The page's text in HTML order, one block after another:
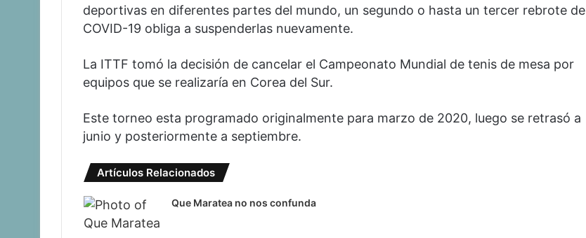
deportivas en diferentes partes del mundo, un segundo o hasta un tercer rebrote de
COVID-19 obliga a suspenderlas nuevamente.
La ITTF tomó la decisión de cancelar el Campeonato Mundial de tenis de mesa por
equipos que se realizaría en Corea del Sur.
Este torneo esta programado originalmente para marzo de 2020, luego se retrasó a
junio y posteriormente a septiembre.
Artículos Relacionados
Que Maratea no nos confunda